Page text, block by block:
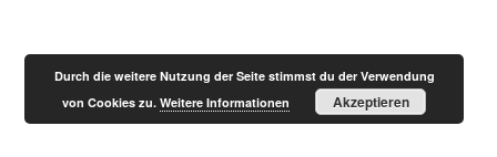
Designed byElegant Themes| Powered by
WordPress
Durch die weitere Nutzung der Seite stimmst du der Verwendung
von Cookies zu.Weitere Informationen Akzeptieren